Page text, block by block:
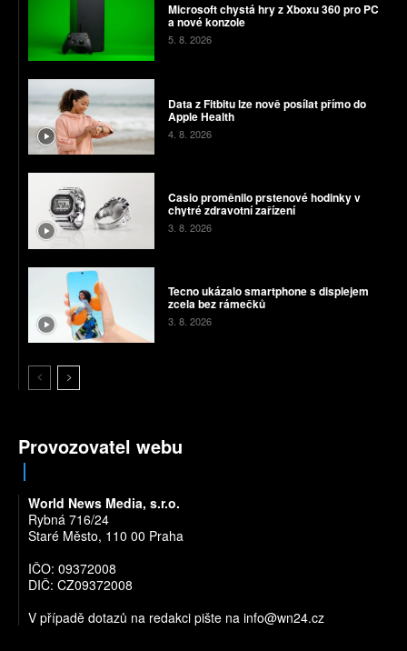
Microsoft chystá hry z Xboxu 360 pro PC
a nové konzole
5. 8. 2026
Data z Fitbitu lze nově posílat přímo do
Apple Health
4. 8. 2026
Casio proměnilo prstenové hodinky v
chytré zdravotní zařízení
3. 8. 2026
Tecno ukázalo smartphone s displejem
zcela bez rámečků
3. 8. 2026
Provozovatel webu
World News Media, s.r.o.
Rybná 716/24
Staré Město, 110 00 Praha
IČO: 09372008
DIČ: CZ09372008
V případě dotazů na redakci pište na info@wn24.cz